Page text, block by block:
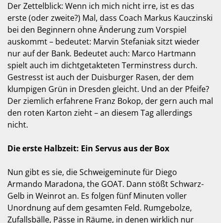
Der Zettelblick: Wenn ich mich nicht irre, ist es das
erste (oder zweite?) Mal, dass Coach Markus Kauczinski
bei den Beginnern ohne Änderung zum Vorspiel
auskommt – bedeutet: Marvin Stefaniak sitzt wieder
nur auf der Bank. Bedeutet auch: Marco Hartmann
spielt auch im dichtgetakteten Terminstress durch.
Gestresst ist auch der Duisburger Rasen, der dem
klumpigen Grün in Dresden gleicht. Und an der Pfeife?
Der ziemlich erfahrene Franz Bokop, der gern auch mal
den roten Karton zieht – an diesem Tag allerdings
nicht.
Die erste Halbzeit: Ein Servus aus der Box
Nun gibt es sie, die Schweigeminute für Diego
Armando Maradona, the GOAT. Dann stößt Schwarz-
Gelb in Weinrot an. Es folgen fünf Minuten voller
Unordnung auf dem gesamten Feld. Rumgebolze,
Zufallsbälle, Pässe in Räume, in denen wirklich nur